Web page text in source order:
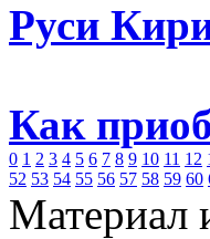
Руси
Как
0 1 2 3 4 5 6 7 8 9 10 11 12
52 53 54 55 56 57 58 59 60
Материал